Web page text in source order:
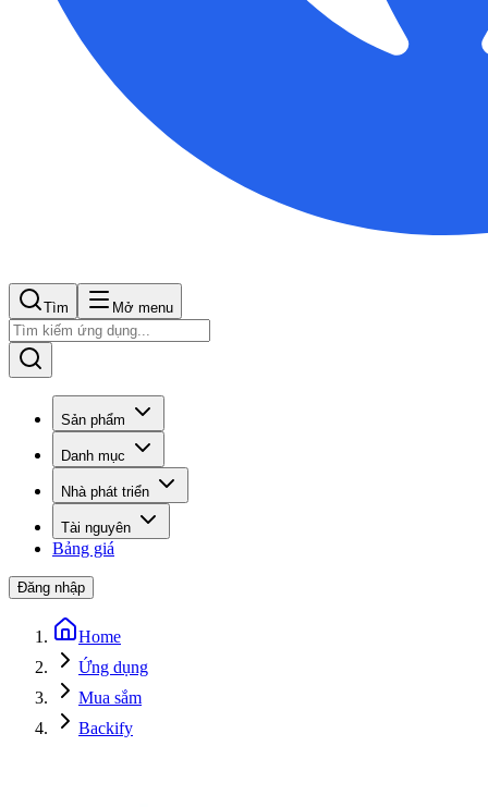
Tìm Mở menu
Sản phẩm
Danh mục
Nhà phát triển
Tài nguyên
Bảng giá
Đăng nhập
Home
Ứng dụng
Mua sắm
Backify